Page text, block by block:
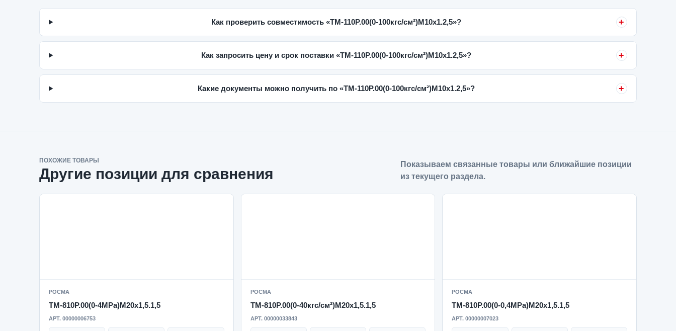
Как проверить совместимость «ТМ-110Р.00(0-100кгс/см²)M10x1.2,5»?
Как запросить цену и срок поставки «ТМ-110Р.00(0-100кгс/см²)M10x1.2,5»?
Какие документы можно получить по «ТМ-110Р.00(0-100кгс/см²)M10x1.2,5»?
ПОХОЖИЕ ТОВАРЫ
Другие позиции для сравнения
Показываем связанные товары или ближайшие позиции
из текущего раздела.
РОСМА
ТМ-810Р.00(0-4MPa)M20x1,5.1,5
АРТ. 00000006753
РОСМА
ТМ-810Р.00(0-40кгс/см²)M20x1,5.1,5
АРТ. 00000033843
РОСМА
ТМ-810Р.00(0-0,4MPa)M20x1,5.1,5
АРТ. 00000007023